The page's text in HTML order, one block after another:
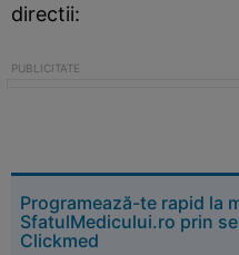
directii:
Programează-te rapid la
SfatulMedicului.ro prin
Clickmed